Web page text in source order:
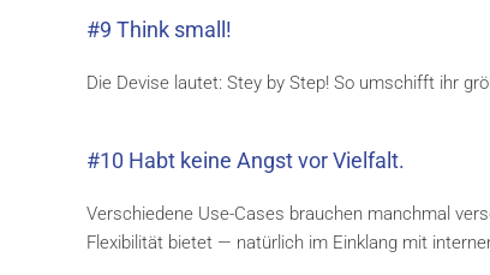
#9 Think small!
Die Devise lautet: Stey by Step! So umschifft ihr
#10 Habt keine Angst vor Vielfalt.
Verschiedene Use-Cases brauchen manchmal
Flexibilität bietet — natürlich im Einklang mit